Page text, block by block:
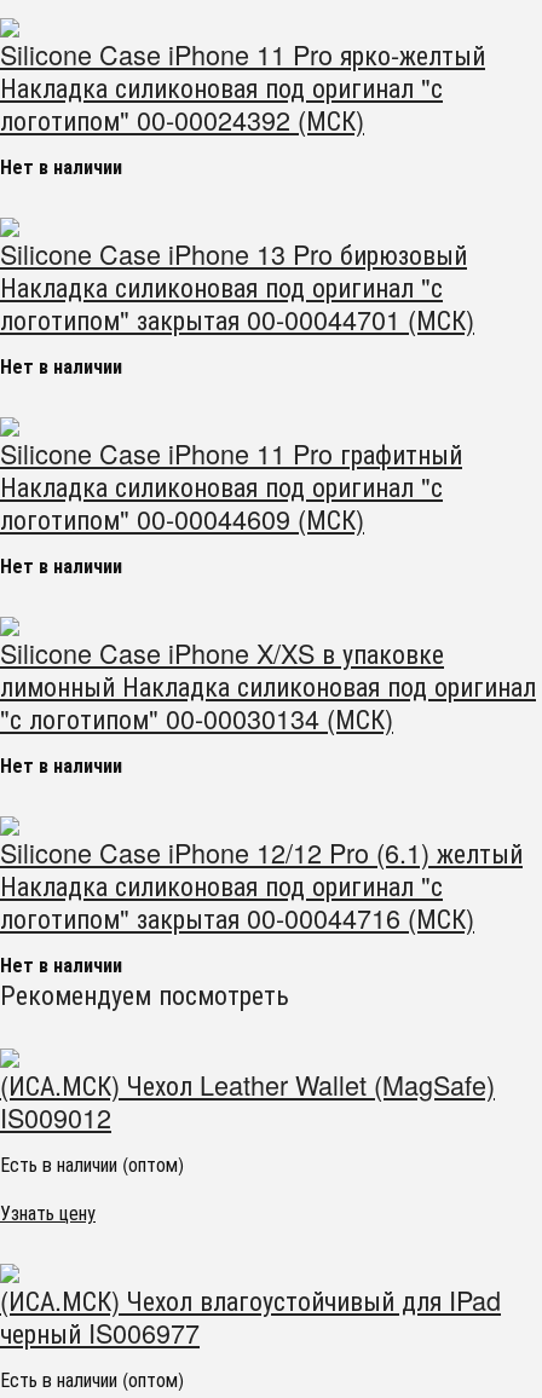
Silicone Case iPhone 11 Pro ярко-желтый
Накладка силиконовая под оригинал "с
логотипом" 00-00024392 (МСК)
Нет в наличии
Silicone Case iPhone 13 Pro бирюзовый
Накладка силиконовая под оригинал "с
логотипом" закрытая 00-00044701 (МСК)
Нет в наличии
Silicone Case iPhone 11 Pro графитный
Накладка силиконовая под оригинал "с
логотипом" 00-00044609 (МСК)
Нет в наличии
Silicone Case iPhone X/XS в упаковке
лимонный Накладка силиконовая под оригинал
"с логотипом" 00-00030134 (МСК)
Нет в наличии
Silicone Case iPhone 12/12 Pro (6.1) желтый
Накладка силиконовая под оригинал "с
логотипом" закрытая 00-00044716 (МСК)
Нет в наличии
Рекомендуем посмотреть
(ИСА.МСК) Чехол Leather Wallet (MagSafe)
IS009012
Есть в наличии (оптом)
Узнать цену
(ИСА.МСК) Чехол влагоустойчивый для IPad
черный IS006977
Есть в наличии (оптом)